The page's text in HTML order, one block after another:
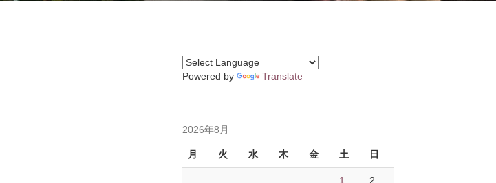
Powered by Translate
2026年8月
月 火 水 木 金 土 日
1 2